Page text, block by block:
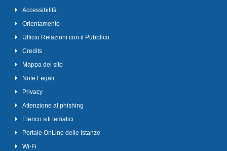
Accessibilità
Orientamento
Ufficio Relazioni con il Pubblico
Credits
Mappa del sito
Note Legali
Privacy
Attenzione al phishing
Elenco siti tematici
Portale OnLine delle Istanze
Wi-Fi